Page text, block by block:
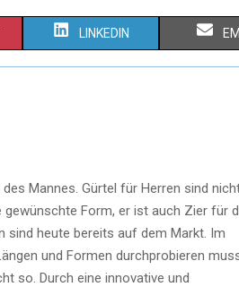
LINKEDIN
Mannes. Gürtel für Herren sind
gewünschte Form, er ist auch Zier für
sind heute bereits auf dem Markt. Im
und Formen durchprobieren
so. Durch eine innovative und